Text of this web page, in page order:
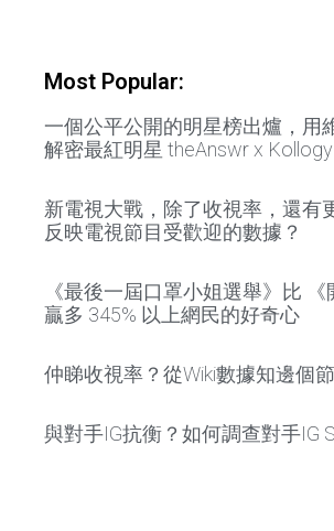
Most Popular:
一個公平公開的明星榜出爐，用
解密最紅明星 theAnswr x Kollogy
新電視大戰，除了收視率，還有
反映電視節目受歡迎的數據？
《最後一屆口罩小姐選舉》比 《
贏多 345% 以上網民的好奇心
仲睇收視率？從Wiki數據知邊個
與對手IG抗衡？如何調查對手IG